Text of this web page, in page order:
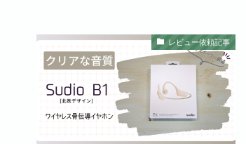
レビュー依頼記事